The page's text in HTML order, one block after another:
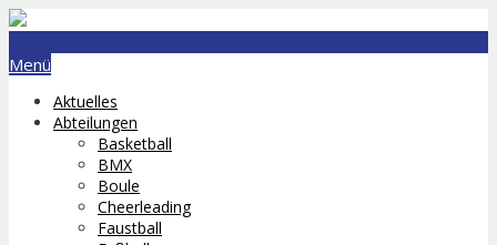
Menü
Aktuelles
Abteilungen
Basketball
BMX
Boule
Cheerleading
Faustball